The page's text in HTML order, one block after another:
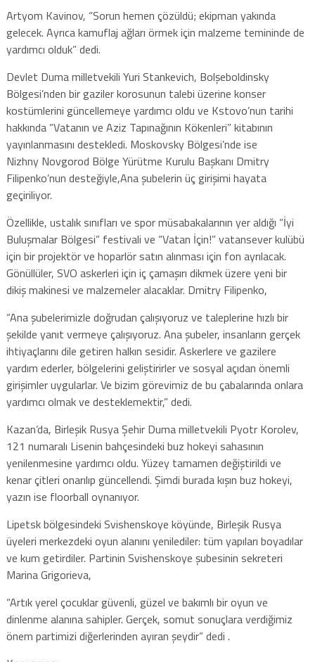
Artyom Kavinov, “Sorun hemen çözüldü; ekipman yakında
gelecek. Ayrıca kamuflaj ağları örmek için malzeme temininde de
yardımcı olduk” dedi.
Devlet Duma milletvekili Yuri Stankevich, Bolşeboldinsky
Bölgesi’nden bir gaziler korosunun talebi üzerine konser
kostümlerini güncellemeye yardımcı oldu ve Kstovo’nun tarihi
hakkında “Vatanın ve Aziz Tapınağının Kökenleri” kitabının
yayınlanmasını destekledi. Moskovsky Bölgesi’nde ise
Nizhny Novgorod Bölge Yürütme Kurulu Başkanı Dmitry
Filipenko’nun desteğiyle,Ana şubelerin üç girişimi hayata
geçiriliyor.
Özellikle, ustalık sınıfları ve spor müsabakalarının yer aldığı “İyi
Buluşmalar Bölgesi” festivali ve “Vatan İçin!” vatansever kulübü
için bir projektör ve hoparlör satın alınması için fon ayrılacak.
Gönüllüler, SVO askerleri için iç çamaşırı dikmek üzere yeni bir
dikiş makinesi ve malzemeler alacaklar. Dmitry Filipenko,
“Ana şubelerimizle doğrudan çalışıyoruz ve taleplerine hızlı bir
şekilde yanıt vermeye çalışıyoruz. Ana şubeler, insanların gerçek
ihtiyaçlarını dile getiren halkın sesidir. Askerlere ve gazilere
yardım ederler, bölgelerini geliştirirler ve sosyal açıdan önemli
girişimler uygularlar. Ve bizim görevimiz de bu çabalarında onlara
yardımcı olmak ve desteklemektir,” dedi.
Kazan’da, Birleşik Rusya Şehir Duma milletvekili Pyotr Korolev,
121 numaralı Lisenin bahçesindeki buz hokeyi sahasının
yenilenmesine yardımcı oldu. Yüzey tamamen değiştirildi ve
kenar çitleri onarılıp güncellendi. Şimdi burada kışın buz hokeyi,
yazın ise floorball oynanıyor.
Lipetsk bölgesindeki Svishenskoye köyünde, Birleşik Rusya
üyeleri merkezdeki oyun alanını yenilediler: tüm yapıları boyadılar
ve kum getirdiler. Partinin Svishenskoye şubesinin sekreteri
Marina Grigorieva,
“Artık yerel çocuklar güvenli, güzel ve bakımlı bir oyun ve
dinlenme alanına sahipler. Gerçek, somut sonuçlara verdiğimiz
önem partimizi diğerlerinden ayıran şeydir” dedi .